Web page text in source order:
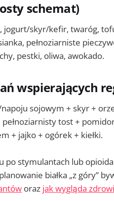
schemat)
jogurt/skyr/kefir, twaróg,
pełnoziarniste
pestki, oliwa, awokado.
wspierających
sojowym + skyr +
pełnoziarnisty tost +
+ jajko + ogórek + kiełki.
po stymulantach lub
białka „z góry”
oraz jak wygląda